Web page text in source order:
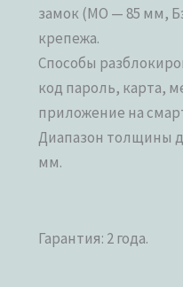
замок (МО — 85 мм,
крепежа.
Способы
код пароль, карта,
приложение на
Диапазон толщины
мм.
Гарантия: 2 года.